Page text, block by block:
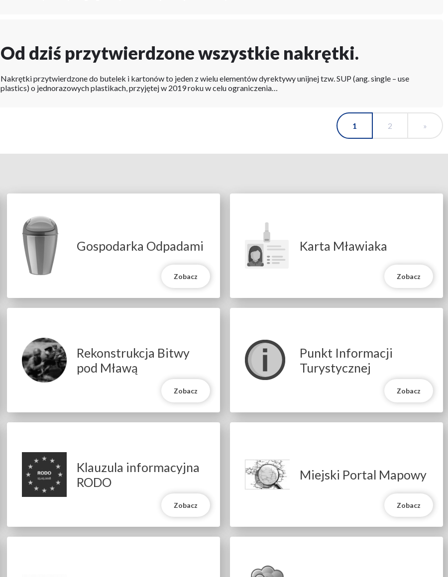
Od dziś przytwierdzone wszystkie nakrętki.
Nakrętki przytwierdzone do butelek i kartonów to jeden z wielu elementów dyrektywy unijnej tzw. SUP (ang. single – use
plastics) o jednorazowych plastikach, przyjętej w 2019 roku w celu ograniczenia…
Stronicowanie
Bieżąca
1 Strona
2
strona
»
Gospodarka Odpadami
Zobacz
Karta Mławiaka
Zobacz
Rekonstrukcja Bitwy
pod Mławą
Zobacz
Punkt Informacji
Turystycznej
Zobacz
Klauzula informacyjna
RODO
Zobacz
Miejski Portal Mapowy
Zobacz
Will